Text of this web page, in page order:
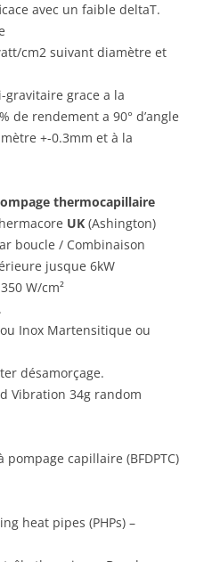
avec un faible deltaT.
cm2 suivant diamètre et
grace a la
de rendement a 90° d’angle
+-0.3mm et à la
thermocapillaire
UK (Ashington)
boucle / Combinaison
jusque 6kW
W/cm²
Inox Martensitique ou
désamorçage.
Vibration 34g random
capillaire (BFDPTC)
heat pipes (PHPs) –